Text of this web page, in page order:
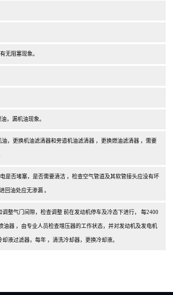
无阻塞现象。
，漏机油现象。
，更换机油滤清器和旁道机油滤清器 ，更换燃油滤清器 ，需要
是否堵塞，是否需要清洁 ，检查空气管道及其软管接头应没有坏
回油处应无渗漏 。
整气门间隙，检查调整 前在发动机停车及冷态下进行， 每2400
油器 ，由专业人员检查增压器的工作状态，并对发动机及发电机
液过滤器，每年 ，清洗冷却器，更换冷却液。